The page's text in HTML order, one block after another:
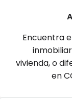
Encuentra
vivienda, o
en